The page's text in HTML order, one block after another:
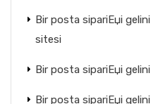
Bir posta sipariЕџi
sitesi
Bir posta sipariЕџi gelini
Bir posta sipariЕџi gelini